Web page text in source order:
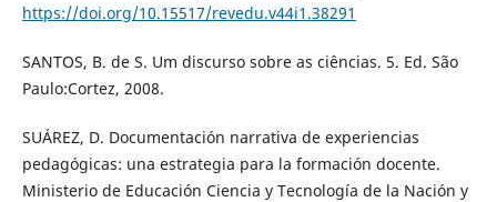
https://doi.org/10.15517/revedu.v44i1.38291
SANTOS, B. de S. Um discurso sobre as ciências. 5. Ed. São
Paulo:Cortez, 2008.
SUÁREZ, D. Documentación narrativa de experiencias
pedagógicas: una estrategia para la formación docente.
Ministerio de Educación Ciencia y Tecnología de la Nación y